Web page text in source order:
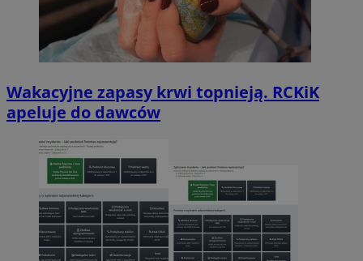
Wakacyjne zapasy krwi topnieją. RCKiK
apeluje do dawców